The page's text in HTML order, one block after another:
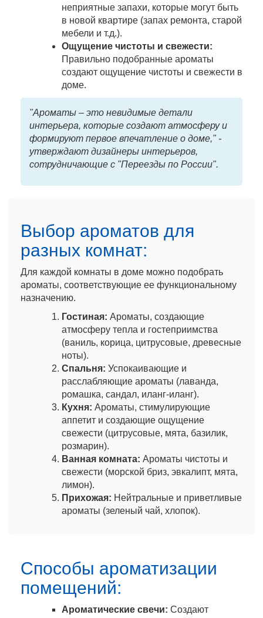
неприятные запахи, которые могут быть
в новой квартире (запах ремонта, старой
мебели и т.д.).
Ощущение чистоты и свежести:
Правильно подобранные ароматы
создают ощущение чистоты и свежести в
доме.
"Ароматы – это невидимые детали
интерьера, которые создают атмосферу и
формируют первое впечатление о доме," -
утверждают дизайнеры интерьеров,
сотрудничающие с "Переезды по России".
Выбор ароматов для
разных комнат:
Для каждой комнаты в доме можно подобрать
ароматы, соответствующие ее функциональному
назначению.
Гостиная: Ароматы, создающие
атмосферу тепла и гостеприимства
(ваниль, корица, цитрусовые, древесные
ноты).
Спальня: Успокаивающие и
расслабляющие ароматы (лаванда,
ромашка, сандал, иланг-иланг).
Кухня: Ароматы, стимулирующие
аппетит и создающие ощущение
свежести (цитрусовые, мята, базилик,
розмарин).
Ванная комната: Ароматы чистоты и
свежести (морской бриз, эвкалипт, мята,
лимон).
Прихожая: Нейтральные и приветливые
ароматы (зеленый чай, хлопок).
Способы ароматизации
помещений:
Ароматические свечи: Создают